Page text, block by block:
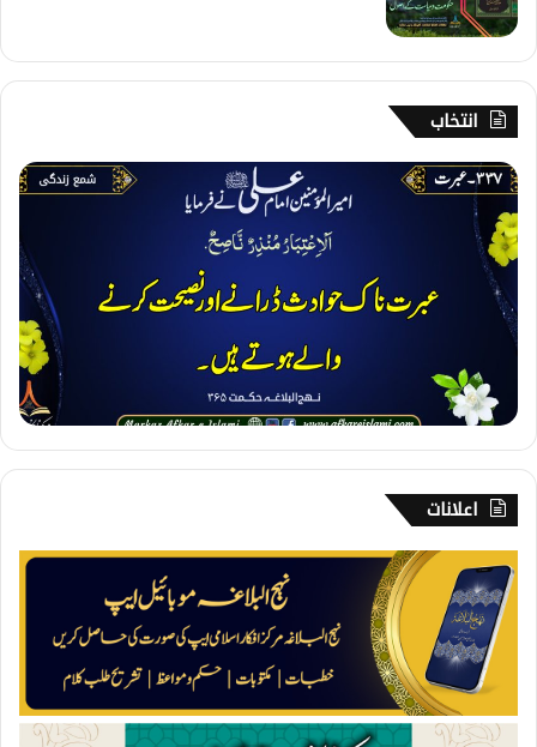
انتخاب
3
3
7
۔
ب
ر
ت
اعلانات